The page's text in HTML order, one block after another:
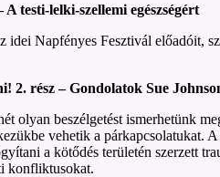
testi-lelki-szellemi egészségért
idei Napfényes Fesztivál előadóit,
2. rész – Gondolatok Sue
olyan beszélgetést ismerhetünk
vehetik a párkapcsolatukat.
a kötődés területén szerzett
konfliktusokat.